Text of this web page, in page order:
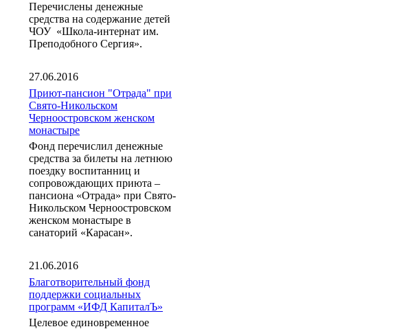
Перечислены денежные
средства на содержание детей
ЧОУ «Школа-интернат им.
Преподобного Сергия».
27.06.2016
Приют-пансион "Отрада" при
Свято-Никольском
Черноостровском женском
монастыре
Фонд перечислил денежные
средства за билеты на летнюю
поездку воспитанниц и
сопровождающих приюта –
пансиона «Отрада» при Свято-
Никольском Черноостровском
женском монастыре в
санаторий «Карасан».
21.06.2016
Благотворительный фонд
поддержки социальных
программ «ИФД КапиталЪ»
Целевое единовременное